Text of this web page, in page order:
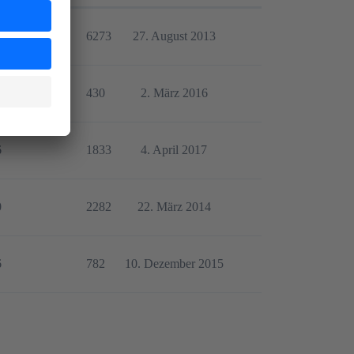
6273 27. August 2013
430 2. März 2016
1833 4. April 2017
2282 22. März 2014
782 10. Dezember 2015